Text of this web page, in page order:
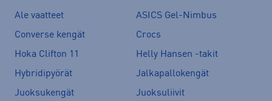
Ale vaatteet
ASICS Gel-Nimbus
Converse kengät
Crocs
Hoka Clifton 11
Helly Hansen -takit
Hybridipyörät
Jalkapallokengät
Juoksukengät
Juoksuliivit